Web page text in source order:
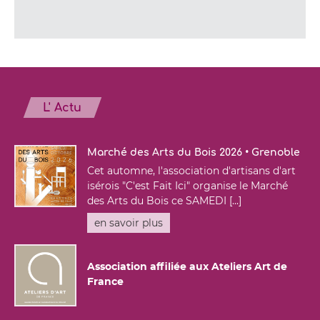
L' Actu
Marché des Arts du Bois 2026 • Grenoble
Cet automne, l'association d'artisans d'art
isérois "C'est Fait Ici" organise le Marché
des Arts du Bois ce SAMEDI [...]
en savoir plus
Association affiliée aux Ateliers Art de
France